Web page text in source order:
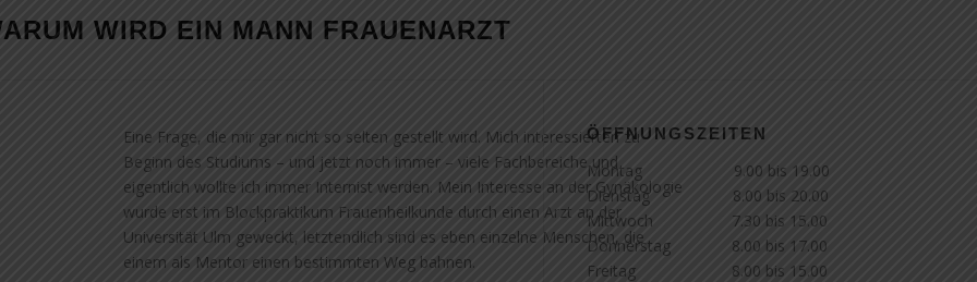
WIRD EIN MANN FRAUENARZT
Eine Frage, die mir gar nicht so selten gestellt wird. Mich interessierten zu
Beginn des Studiums – und jetzt noch immer – viele Fachbereiche und
eigentlich wollte ich immer Internist werden. Mein Interesse an der Gynäkologie
wurde erst im Blockpraktikum Frauenheilkunde durch einen Arzt an der
Universität Ulm geweckt, letztendlich sind es eben einzelne Menschen, die
einem als Mentor einen bestimmten Weg bahnen.
ÖFFNUNGSZEITEN
Montag 9.00 bis 19.00
Dienstag 8.00 bis 20.00
Mittwoch 7.30 bis 15.00
Donnerstag 8.00 bis 17.00
Freitag 8.00 bis 15.00